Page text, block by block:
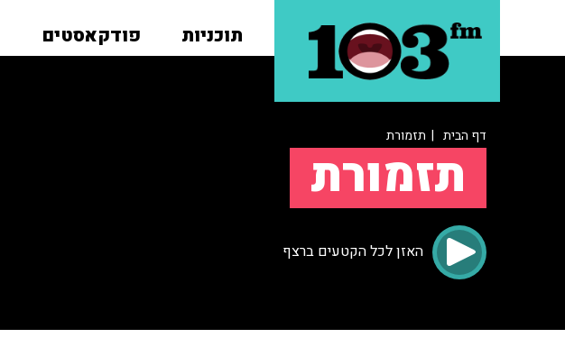
תוכניות פודקאסטים
דף הבית | תזמורת
תזמורת
האזן לכל הקטעים ברצף